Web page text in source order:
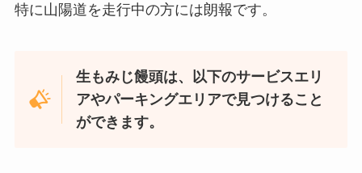
特に山陽道を走行中の方には朗報です。
生もみじ饅頭は、以下のサービスエリ
アやパーキングエリアで見つけること
ができます。